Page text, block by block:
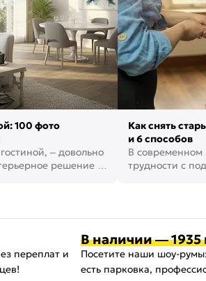
100 фото
– довольно
решение в
Как снять
и 6 способов
В
трудности с
переплат и
В наличии — 1935
Посетите наши шоу-
есть парковка,